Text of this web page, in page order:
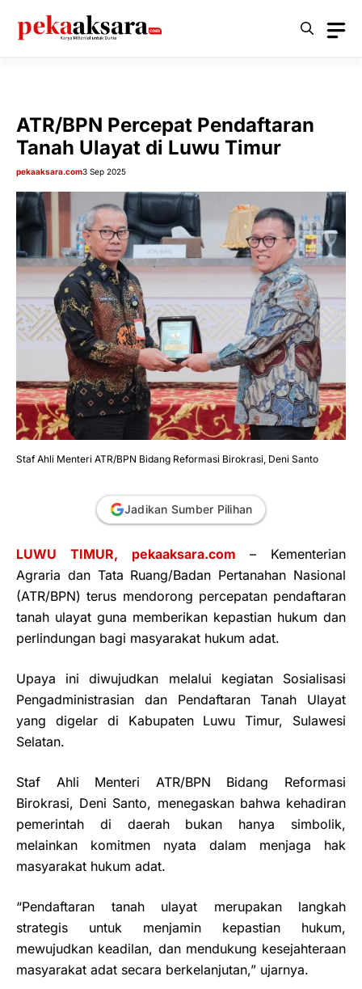
ATR/BPN Percepat Pendaftaran
Tanah Ulayat di Luwu Timur
pekaaksara.com3 Sep 2025
Staf Ahli Menteri ATR/BPN Bidang Reformasi Birokrasi, Deni Santo
Jadikan Sumber Pilihan
LUWU TIMUR, pekaaksara.com – Kementerian
Agraria dan Tata Ruang/Badan Pertanahan Nasional
(ATR/BPN) terus mendorong percepatan pendaftaran
tanah ulayat guna memberikan kepastian hukum dan
perlindungan bagi masyarakat hukum adat.
Upaya ini diwujudkan melalui kegiatan Sosialisasi
Pengadministrasian dan Pendaftaran Tanah Ulayat
yang digelar di Kabupaten Luwu Timur, Sulawesi
Selatan.
Staf Ahli Menteri ATR/BPN Bidang Reformasi
Birokrasi, Deni Santo, menegaskan bahwa kehadiran
pemerintah di daerah bukan hanya simbolik,
melainkan komitmen nyata dalam menjaga hak
masyarakat hukum adat.
“Pendaftaran tanah ulayat merupakan langkah
strategis untuk menjamin kepastian hukum,
mewujudkan keadilan, dan mendukung kesejahteraan
masyarakat adat secara berkelanjutan,” ujarnya.